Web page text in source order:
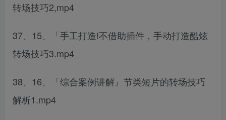
转场技巧2,mp4
37、15、「手工打造!不借助插件，手动打造酷炫
转场技巧3.mp4
38、16、「综合案例讲解』节类短片的转场技巧
解析1.mp4